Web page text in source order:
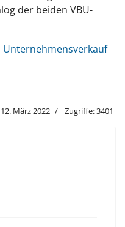
der beiden VBU-
März 2022 Zugriffe: 3401